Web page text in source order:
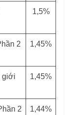
1,5%
2 1,45%
giới
1,45%
2 1,44%